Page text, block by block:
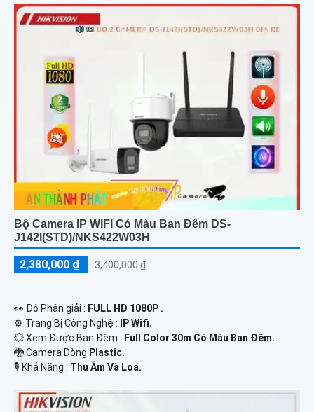
Bộ Camera IP WIFI Có Màu Ban Đêm DS-
J142I(STD)/NKS422W03H
2,380,000 ₫ 3,400,000 ₫
️👀 Độ Phân giải : FULL HD 1080P .
⚙ Trang Bị Công Nghệ :
IP Wifi.
💥 Xem Được Ban Đêm : Full Color 30m Có Màu Ban Ðêm.
🐉️ Camera Dòng Plastic.
️🎙 Khả Năng : Thu Âm Và Loa.